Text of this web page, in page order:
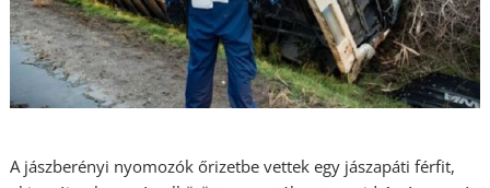
A jászberényi nyomozók őrizetbe vettek egy jászapáti férfit,